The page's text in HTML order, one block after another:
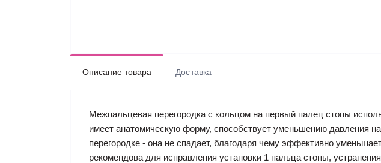
Описание товара Доставка
Межпальцевая перегородка с кольцом на первый палец стопы
имеет анатомическую форму, способствует уменьшению давления
перегородке - она не спадает, благодаря чему эффективно
рекомендова для исправления установки 1 пальца стопы,